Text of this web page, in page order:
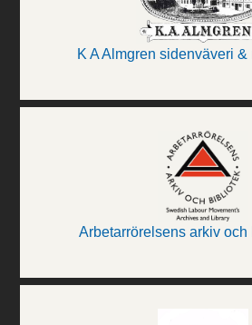
K A Almgren sidenväveri &
Arbetarrörelsens arkiv och